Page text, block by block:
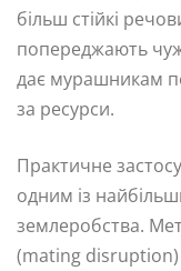
більш стійкі
попереджають
дає мурашникам
за ресурси.
Практичне
одним із
землеробства.
(mating disruption)